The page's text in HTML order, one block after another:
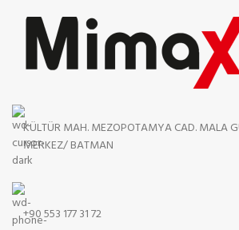
KÜLTÜR MAH. MEZOPOTAMYA CAD. MALA
MERKEZ/ BATMAN
+90 553 177 31 72